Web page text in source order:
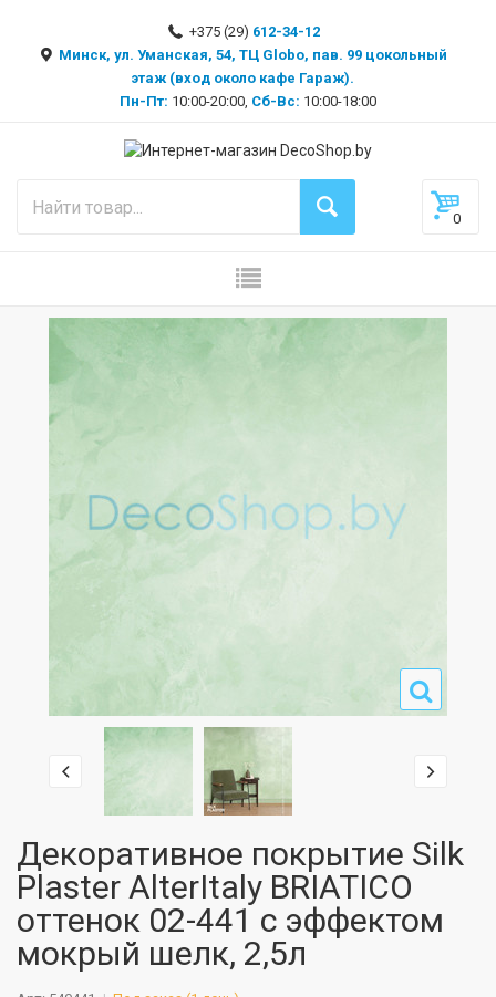
+375 (29) 612-34-12
Минск, ул. Уманская, 54, ТЦ Globo, пав. 99 цокольный
этаж (вход около кафе Гараж).
Пн-Пт: 10:00-20:00, Сб-Вс: 10:00-18:00
0
Декоративное покрытие Silk
Plaster AlterItaly BRIATICO
оттенок 02-441 с эффектом
мокрый шелк, 2,5л